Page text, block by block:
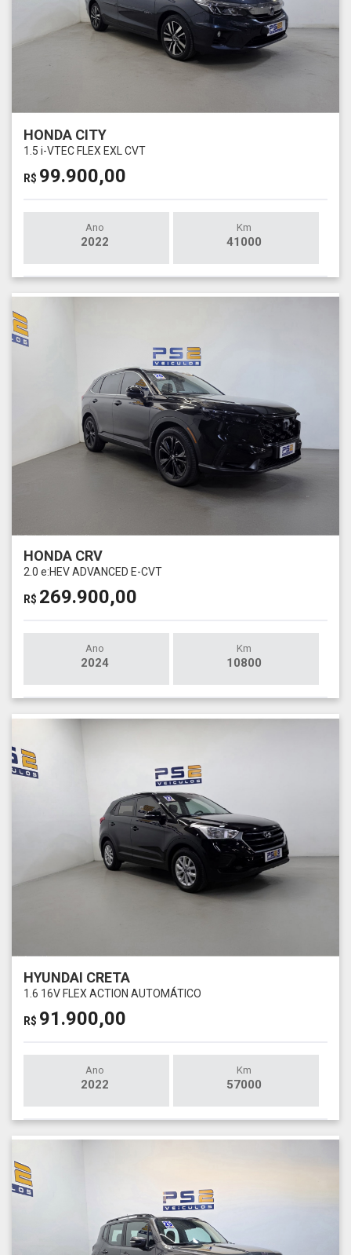
HONDA CITY
1.5 i-VTEC FLEX EXL CVT
R$ 99.900,00
Ano
2022
Km
41000
HONDA CRV
2.0 e:HEV ADVANCED E-CVT
R$ 269.900,00
Ano
2024
Km
10800
HYUNDAI CRETA
1.6 16V FLEX ACTION AUTOMÁTICO
R$ 91.900,00
Ano
2022
Km
57000